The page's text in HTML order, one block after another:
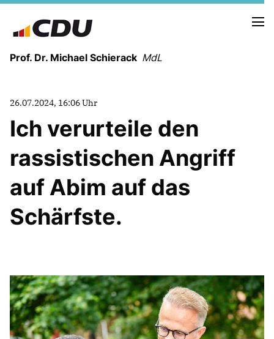
Prof. Dr. Michael Schierack MdL
LEBENSLAUF
HEIMAT UND WERTE
AUSBILDUNG UND WEGMARKEN
BERUFUNG UND MENSCH
BILDUNG
IDENTITÄT
MEINE 10 PUNKTE
26.07.2024, 16:06 Uhr
Ich verurteile den
rassistischen Angriff
auf Abim auf das
Schärfste.